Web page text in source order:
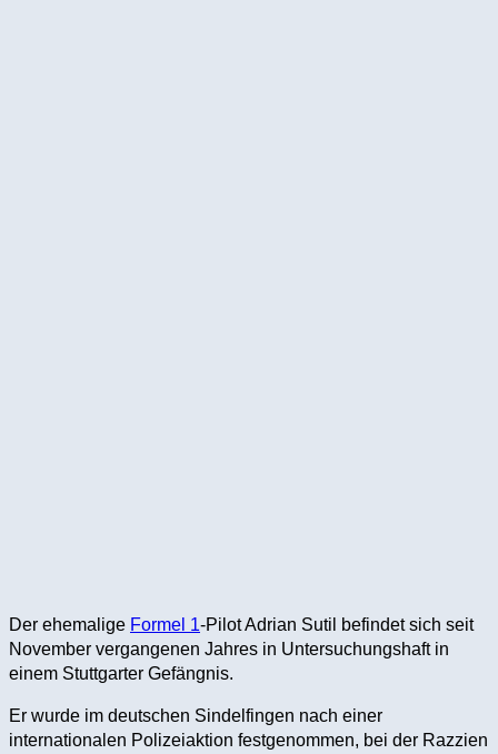
Der ehemalige Formel 1-Pilot Adrian Sutil befindet sich seit
November vergangenen Jahres in Untersuchungshaft in
einem Stuttgarter Gefängnis.
Er wurde im deutschen Sindelfingen nach einer
internationalen Polizeiaktion festgenommen, bei der Razzien